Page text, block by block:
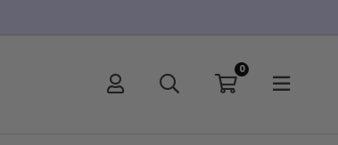
0